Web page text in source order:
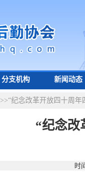
分支机构 新闻动态
>>“纪念改革开放四十周
“纪念改
时